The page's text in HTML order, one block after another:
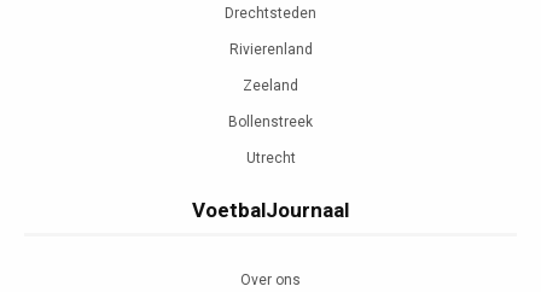
Drechtsteden
Rivierenland
Zeeland
Bollenstreek
Utrecht
VoetbalJournaal
Over ons